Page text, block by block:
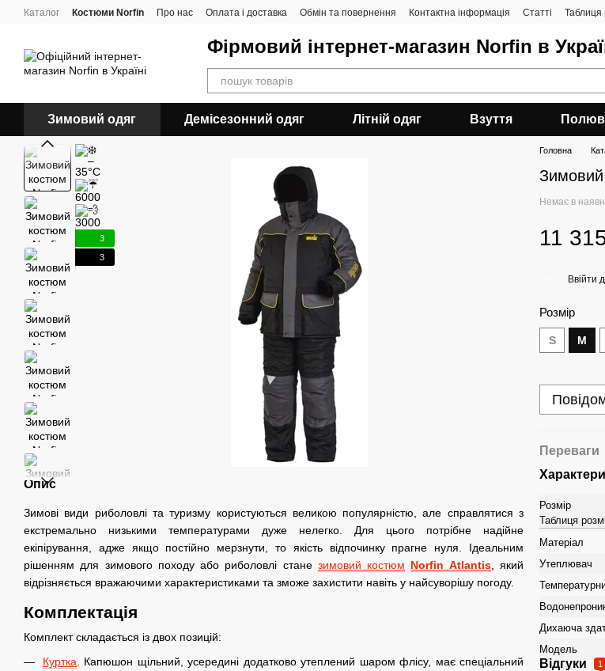
Перейти до основного контенту
Каталог Костюми Norfin Про нас Оплата і доставка Обмін та повернення Контактна інформація Статті Таблиця
Фірмовий інтернет-магазин Norfin в
Зимовий одяг Демісезонний одяг Літній одяг Взуття
3
3
Опис
Зимові види риболовлі та туризму користуються великою популярністю, але справлятися з
екстремально низькими температурами дуже нелегко. Для цього потрібне надійне
екіпірування, адже якщо постійно мерзнути, то якість відпочинку прагне нуля. Ідеальним
рішенням для зимового походу або риболовлі стане зимовий костюм Norfin Atlantis, який
відрізняється вражаючими характеристиками та зможе захистити навіть у найсуворішу погоду.
Комплектація
Комплект складається із двох позицій:
Куртка . Капюшон щільний, усередині додатково утеплений шаром флісу, має спеціальний
Головна
Немає в
11
Ввійти
Розмір
S M
Переваги
Розмір
Таблиця
Матеріал
Утеплювач
Дихаюча
Модель
Відгуки 1